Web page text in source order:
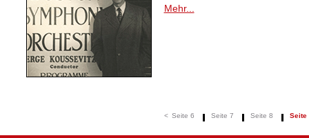
Mehr...
< Seite 6 Seite 7 Seite 8 Seite